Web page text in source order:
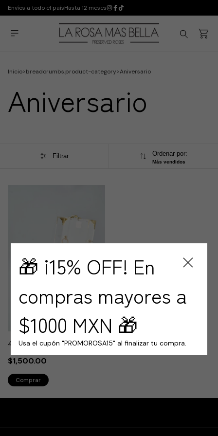
Envíos a todo el paísHasta 12 meses
Inicio>breadcrumbs.product-category>Aniversario
Aniversario
Filtrar Ordenar por:
Más vendidos
4 rosas en cofre de lujo
$1,500.00
🎁 ¡15% OFF! En
compras mayores a
$1000 MXN 🎁
Usa el cupón "PROMOROSA15" al finalizar tu compra.